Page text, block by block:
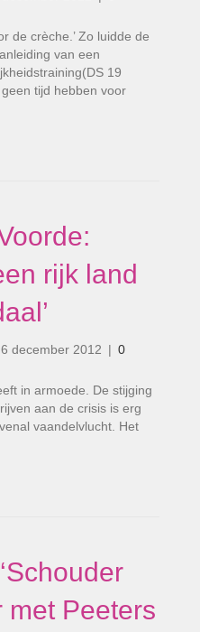
de crèche.’ Zo luidde de
van een
19
tijd hebben voor
rijk land
6 december 2012 | 0
in armoede. De stijging
aan de crisis is erg
vaandelvlucht. Het
met Peeters